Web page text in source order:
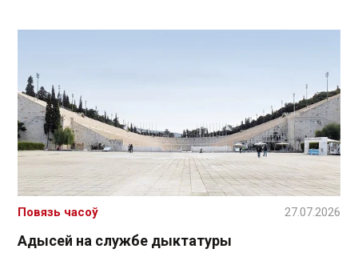
Адысей на службе дыктатуры
Повязь часоў 27.07.2026